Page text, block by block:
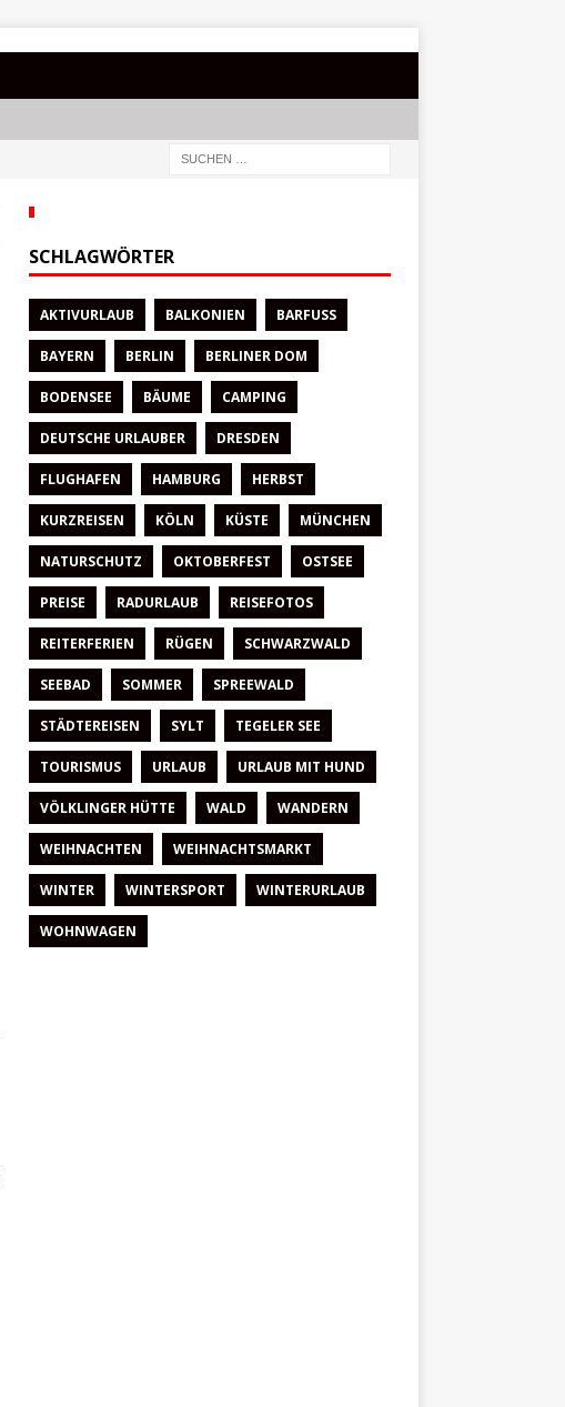
SCHLAGWÖRTER
AKTIVURLAUB BALKONIEN BARFUSS
BAYERN BERLIN BERLINER DOM
BODENSEE BÄUME CAMPING
DEUTSCHE URLAUBER DRESDEN
FLUGHAFEN HAMBURG HERBST
KURZREISEN KÖLN KÜSTE MÜNCHEN
NATURSCHUTZ OKTOBERFEST OSTSEE
PREISE RADURLAUB REISEFOTOS
REITERFERIEN RÜGEN SCHWARZWALD
SEEBAD SOMMER SPREEWALD
STÄDTEREISEN SYLT TEGELER SEE
TOURISMUS URLAUB URLAUB MIT HUND
VÖLKLINGER HÜTTE WALD WANDERN
WEIHNACHTEN WEIHNACHTSMARKT
WINTER WINTERSPORT WINTERURLAUB
WOHNWAGEN